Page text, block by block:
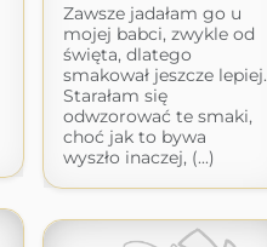
Zawsze jadałam go u
mojej babci, zwykle od
święta, dlatego
smakował jeszcze lepiej.
Starałam się
odwzorować te smaki,
choć jak to bywa
wyszło inaczej, (...)